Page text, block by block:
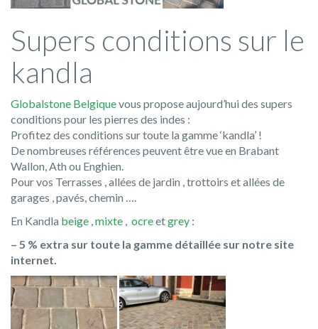
Supers conditions sur le
kandla
Globalstone Belgiquevous propose aujourd’hui des supers
conditions pour les pierres des indes :
Profitez des conditions sur toute la gamme ‘kandla’ !
De nombreuses références peuvent être vue en Brabant
Wallon, Ath ou Enghien.
Pour vos Terrasses , allées de jardin , trottoirs et allées de
garages , pavés, chemin ….
En Kandla beige ,mixte , ocreetgrey :
– 5 % extra sur toute la gamme détaillée sur notre site
internet.